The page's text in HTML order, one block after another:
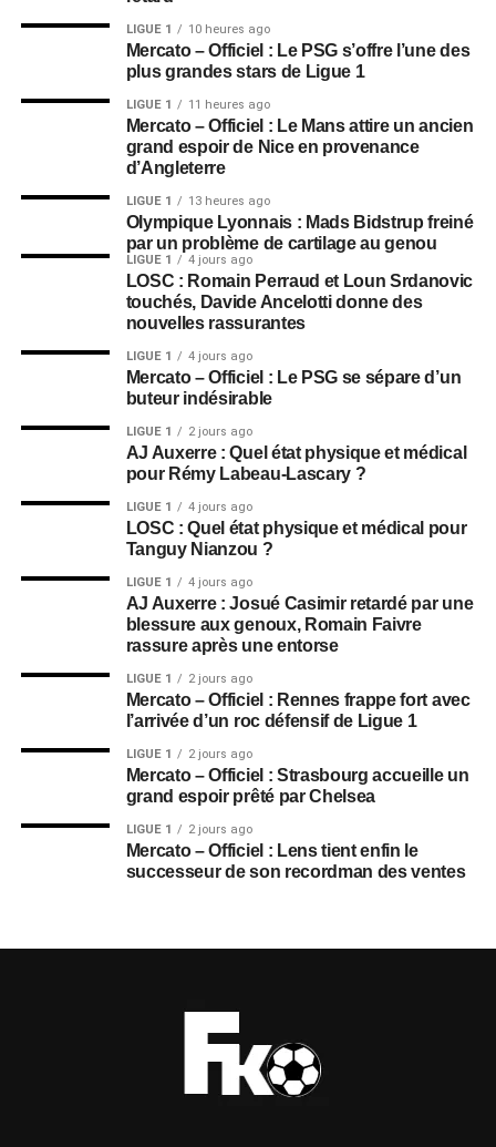
LIGUE 1 10 heures ago
Mercato – Officiel : Le PSG s’offre l’une des
plus grandes stars de Ligue 1
LIGUE 1 11 heures ago
Mercato – Officiel : Le Mans attire un ancien
grand espoir de Nice en provenance
d’Angleterre
LIGUE 1 13 heures ago
Olympique Lyonnais : Mads Bidstrup freiné
par un problème de cartilage au genou
LIGUE 1 4 jours ago
LOSC : Romain Perraud et Loun Srdanovic
touchés, Davide Ancelotti donne des
nouvelles rassurantes
LIGUE 1 4 jours ago
Mercato – Officiel : Le PSG se sépare d’un
buteur indésirable
LIGUE 1 2 jours ago
AJ Auxerre : Quel état physique et médical
pour Rémy Labeau-Lascary ?
LIGUE 1 4 jours ago
LOSC : Quel état physique et médical pour
Tanguy Nianzou ?
LIGUE 1 4 jours ago
AJ Auxerre : Josué Casimir retardé par une
blessure aux genoux, Romain Faivre
rassure après une entorse
LIGUE 1 2 jours ago
Mercato – Officiel : Rennes frappe fort avec
l’arrivée d’un roc défensif de Ligue 1
LIGUE 1 2 jours ago
Mercato – Officiel : Strasbourg accueille un
grand espoir prêté par Chelsea
LIGUE 1 2 jours ago
Mercato – Officiel : Lens tient enfin le
successeur de son recordman des ventes